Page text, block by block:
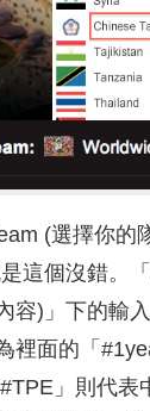
(選擇你的
這個沒錯。
容)」下的輸
裡面的「
」則代表